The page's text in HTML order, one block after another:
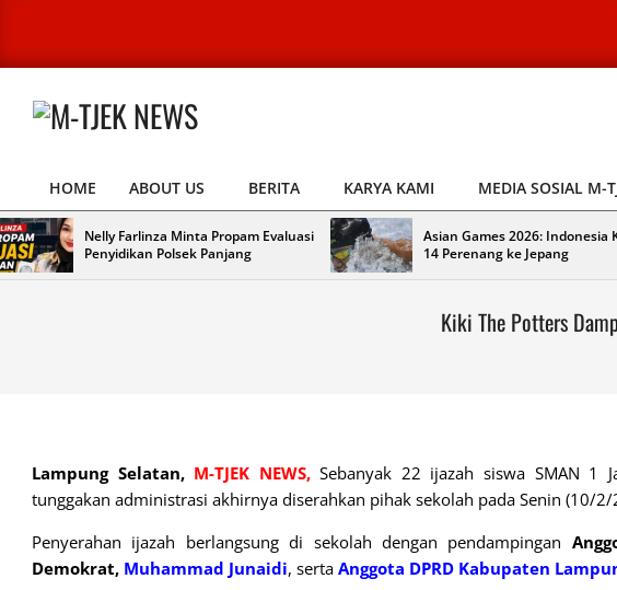
content
TJEK
NEWS
Primary
Navigation
Menu
HOME ABOUT US BERITA KARYA KAMI MEDIA SOSIAL M-
Nelly Farlinza Minta Propam Evaluasi
Penyidikan Polsek Panjang
Asian Games 2026: Indonesia
14 Perenang ke Jepang
Kiki The Potters
Lampung Selatan, M-TJEK NEWS,Sebanyak 22 ijazah siswa SMAN 1
tunggakan administrasi akhirnya diserahkan pihak sekolah pada Senin (10/
Penyerahan ijazah berlangsung di sekolah dengan pendampingan
Demokrat, Muhammad Junaidi, serta Anggota DPRD Kabupaten